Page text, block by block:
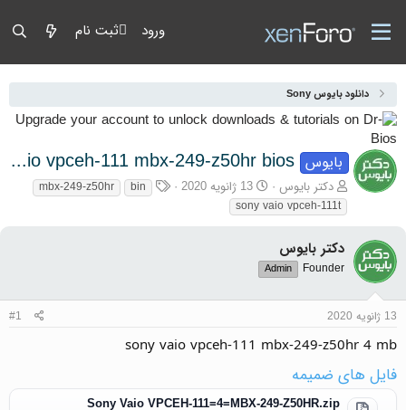
ورود ثبت نام
دانلود بایوس Sony
بایوس sony vaio vpceh-111 mbx-249-z50hr bios
آغازگر گفتمان
دکتر بایوس تاریخ شروع
13 ژانویه 2020 برچسب‌ها
bin
mbx-249-z50hr
sony vaio vpceh-111t
دکتر بایوس
Founder
Admin
13 ژانویه 2020 #1
sony vaio vpceh-111 mbx-249-z50hr 4 mb
فایل های ضمیمه
Sony Vaio VPCEH-111=4=MBX-249-Z50HR.zip